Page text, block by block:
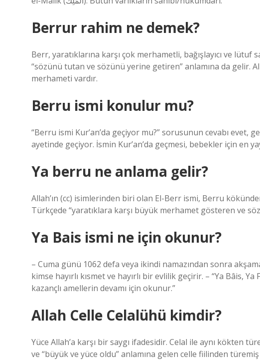
Berrur rahim ne demek?
Berr, yaratıklarına karşı çok merhametli, bağışlayıcı ve
“sözünü tutan ve sözünü yerine getiren” anlamına da gelir.
merhameti vardır.
Berru ismi konulur mu?
“Berru ismi Kur’an’da geçiyor mu?” sorusunun cevabı evet,
ayetinde geçiyor. İsmin Kur’an’da geçmesi, bebekler için en
Ya berru ne anlama gelir?
Allah’ın (cc) isimlerinden biri olan El-Berr ismi, Berru
Türkçede “yaratıklara karşı büyük merhamet gösteren ve
Ya Bais ismi ne için okunur?
– Cuma günü 1062 defa veya ikindi namazından sonra
kimse hayırlı kısmet ve hayırlı bir evlilik geçirir. – “Ya Bâis,
kazançlı amellerin devamı için okunur.”
Allah Celle Celalühü kimdir?
Yüce Allah’a karşı bir saygı ifadesidir. Celal ile aynı kökten
ve “büyük ve yüce oldu” anlamına gelen celle fiilinden